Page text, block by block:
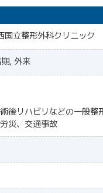
立整形外科クリニック
, 外来
後リハビリなどの一般整
災、交通事故